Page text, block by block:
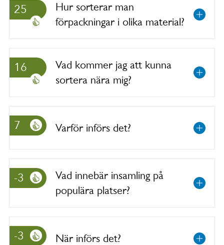
25
Hur sorterar man
förpackningar i olika material?
16
Vad kommer jag att kunna
sortera nära mig?
7 Varför införs det?
-3
Vad innebär insamling på
populära platser?
-3 När införs det?